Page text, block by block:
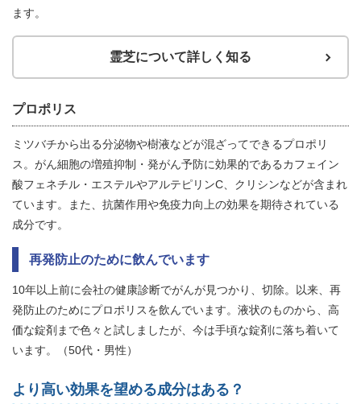
ます。
霊芝について詳しく知る
プロポリス
ミツバチから出る分泌物や樹液などが混ざってできるプロポリ
ス。がん細胞の増殖抑制・発がん予防に効果的であるカフェイン
酸フェネチル・エステルやアルテピリンC、クリシンなどが含まれ
ています。また、抗菌作用や免疫力向上の効果を期待されている
成分です。
再発防止のために飲んでいます
10年以上前に会社の健康診断でがんが見つかり、切除。以来、再
発防止のためにプロポリスを飲んでいます。液状のものから、高
価な錠剤まで色々と試しましたが、今は手頃な錠剤に落ち着いて
います。（50代・男性）
より高い効果を望める成分はある？